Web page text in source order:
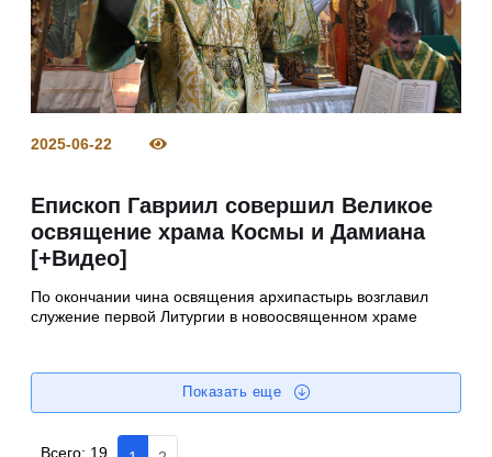
2025-06-22
Епископ Гавриил совершил Великое
освящение храма Космы и Дамиана
[+Видео]
По окончании чина освящения архипастырь возглавил
служение первой Литургии в новоосвященном храме
Показать еще
Всего: 19